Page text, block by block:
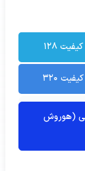
۱۲۸
۳۲۰
(هوروش